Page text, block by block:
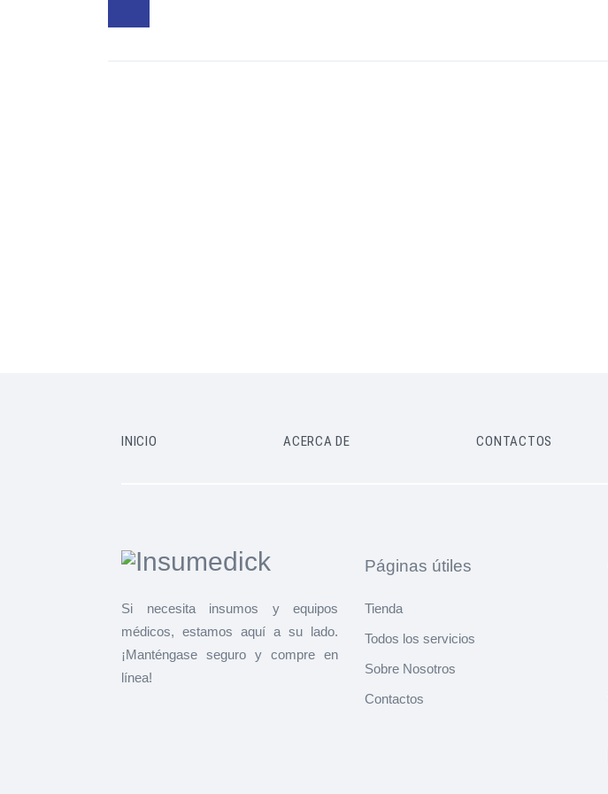
INICIO ACERCA DE CONTACTOS
Si necesita insumos y equipos
médicos, estamos aquí a su lado.
¡Manténgase seguro y compre en
línea!
Páginas útiles
Tienda
Todos los servicios
Sobre Nosotros
Contactos